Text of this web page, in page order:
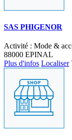
SAS PHIGENOR
Activité : Mode &
88000 EPINAL
Plus d'infos Localiser